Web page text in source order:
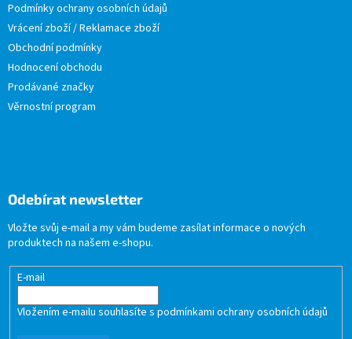
Podmínky ochrany osobních údajů
Vrácení zboží / Reklamace zboží
Obchodní podmínky
Hodnocení obchodu
Prodávané značky
Věrnostní program
Odebírat newsletter
Vložte svůj e-mail a my vám budeme zasílat informace o nových
produktech na našem e-shopu.
E-mail
Vložením e-mailu souhlasíte s podmínkami ochrany osobních údajů